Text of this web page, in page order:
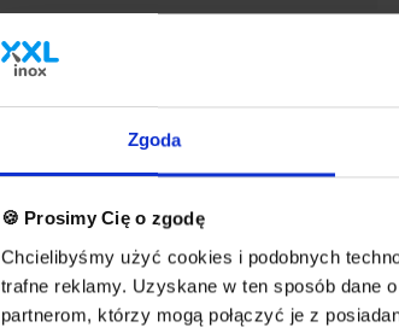
Zgoda
🍪 Prosimy Cię o zgodę
Chcielibyśmy użyć cookies i podobnych
trafne reklamy. Uzyskane w ten sposób dane
partnerom, którzy mogą połączyć je z